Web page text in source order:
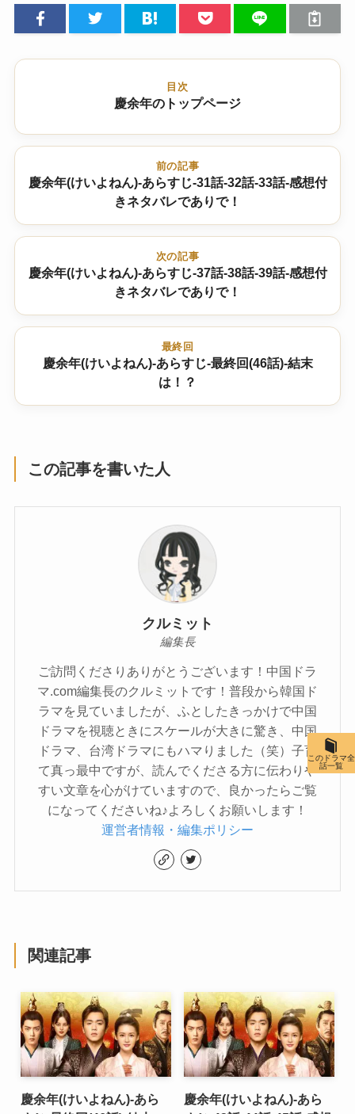
目次
慶余年のトップページ
前の記事
慶余年(けいよねん)-あらすじ-31話-32話-33話-感想付
きネタバレでありで！
次の記事
慶余年(けいよねん)-あらすじ-37話-38話-39話-感想付
きネタバレでありで！
最終回
慶余年(けいよねん)-あらすじ-最終回(46話)-結末
は！？
この記事を書いた人
クルミット
編集長
ご訪問くださりありがとうございます！中国ドラ
マ.com編集長のクルミットです！普段から韓国ド
ラマを見ていましたが、ふとしたきっかけで中国
ドラマを視聴ときにスケールが大きに驚き、中国
ドラマ、台湾ドラマにもハマりました（笑）子育
て真っ最中ですが、読んでくださる方に伝わりや
すい文章を心がけていますので、良かったらご覧
になってくださいね♪よろしくお願いします！
運営者情報・編集ポリシー
関連記事
慶余年(けいよねん)-あら
慶余年(けいよねん)-あら
このドラマ全
話一覧